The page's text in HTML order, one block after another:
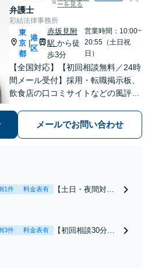
弁護士
ーを見る
彩結法律事務所
東
京
都
港
区
赤坂見附
駅 から徒
歩3分
営業時間：10:00~
20:55（土日祝
日）
【全国対応】【初回相談無料／24時
間メール受付】採用・転職掲示板、
飲食店の口コミサイトなどの風評被
の種類を問わず相談可。可能な限り
早期対応で駆けつけサポート【労
メールでお問い合わせ
1件 料金表有
【土日・夜間対応
れたら、サインす
3件 料金表有
【初回相談30分無